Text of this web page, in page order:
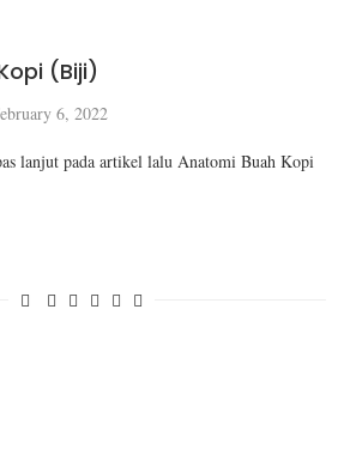
(Biji)
6, 2022
lanjut pada artikel lalu Anatomi Buah Kopi